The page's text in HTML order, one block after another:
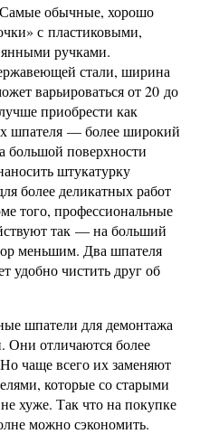
Самые обычные, хорошо
с пластиковыми,
ручками.
стали, ширина
варьироваться от 20 до
приобрести как
шпателя — более широкий
большой поверхности
штукатурку
более деликатных работ
того, профессиональные
так — на больший
меньшим. Два шпателя
удобно чистить друг об
шпатели для демонтажа
Они отличаются более
чаще всего их заменяют
которые со старыми
хуже. Так что на покупке
можно сэкономить.